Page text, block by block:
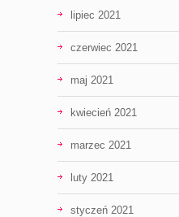
lipiec 2021
czerwiec 2021
maj 2021
kwiecień 2021
marzec 2021
luty 2021
styczeń 2021